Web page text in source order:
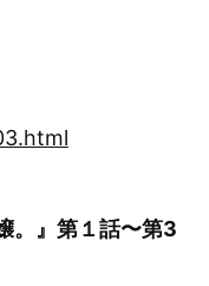
。』第１話〜第3